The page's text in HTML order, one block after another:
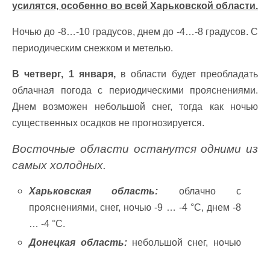
усилятся, особенно во всей Харьковской области.
Ночью до -8…-10 градусов, днем до -4…-8 градусов. С
периодическим снежком и метелью.
В четверг, 1 января,в области будет преобладать
облачная погода с периодическими прояснениями.
Днем возможен небольшой снег, тогда как ночью
существенных осадков не прогнозируется.
Восточные области останутся одними из
самых холодных.
Харьковская область: облачно с
прояснениями, снег, ночью -9 … -4 °C, днем -8
… -4 °C.
Донецкая область: небольшой снег, ночью